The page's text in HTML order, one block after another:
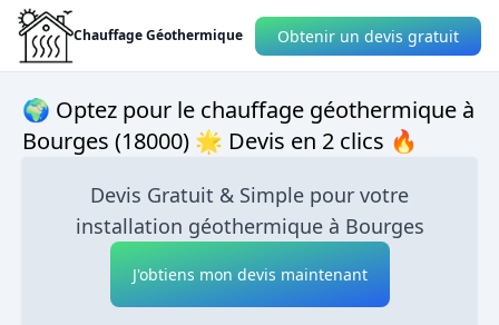
Chauffage Géothermique Obtenir un devis gratuit
🌍 Optez pour le chauffage géothermique à
Bourges (18000) 🌟 Devis en 2 clics 🔥
Devis Gratuit & Simple pour votre
installation géothermique à Bourges
J'obtiens mon devis maintenant